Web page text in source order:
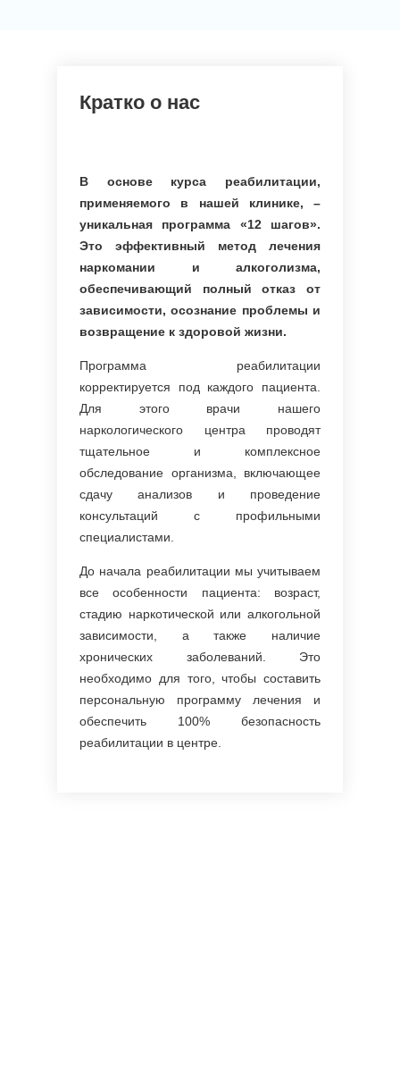
Кратко о нас
В основе курса реабилитации,
применяемого в нашей клинике, –
уникальная программа «12 шагов».
Это эффективный метод лечения
наркомании и алкоголизма,
обеспечивающий полный отказ от
зависимости, осознание проблемы и
возвращение к здоровой жизни.
Программа реабилитации
корректируется под каждого пациента.
Для этого врачи нашего
наркологического центра проводят
тщательное и комплексное
обследование организма, включающее
сдачу анализов и проведение
консультаций с профильными
специалистами.
До начала реабилитации мы учитываем
все особенности пациента: возраст,
стадию наркотической или алкогольной
зависимости, а также наличие
хронических заболеваний. Это
необходимо для того, чтобы составить
персональную программу лечения и
обеспечить 100% безопасность
реабилитации в центре.